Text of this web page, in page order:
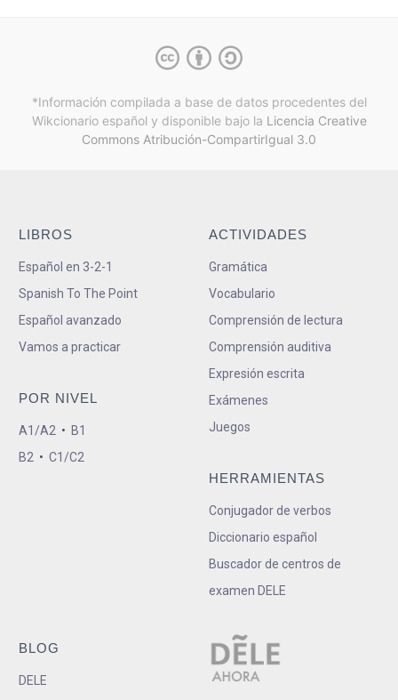
*Información compilada a base de datos procedentes del
Wikcionario español y disponible bajo la Licencia Creative
Commons Atribución-CompartirIgual 3.0
LIBROS
Español en 3-2-1
Spanish To The Point
Español avanzado
Vamos a practicar
POR NIVEL
A1/A2 • B1
B2 • C1/C2
ACTIVIDADES
Gramática
Vocabulario
Comprensión de lectura
Comprensión auditiva
Expresión escrita
Exámenes
Juegos
HERRAMIENTAS
Conjugador de verbos
Diccionario español
Buscador de centros de
examen DELE
BLOG
DELE